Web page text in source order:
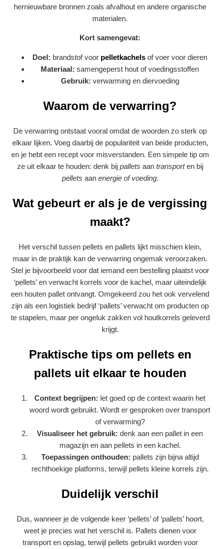
hernieuwbare bronnen zoals afvalhout en andere organische
materialen.
Kort samengevat:
Doel: brandstof voor pelletkachels of voer voor dieren
Materiaal: samengeperst hout of voedingsstoffen
Gebruik: verwarming en diervoeding
Waarom de verwarring?
De verwarring ontstaat vooral omdat de woorden zo sterk op
elkaar lijken. Voeg daarbij de populariteit van beide producten,
en je hebt een recept voor misverstanden. Een simpele tip om
ze uit elkaar te houden: denk bij pallets aan transporten bij
pellets aan energie of voeding.
Wat gebeurt er als je de vergissing
maakt?
Het verschil tussen pellets en pallets lijkt misschien klein,
maar in de praktijk kan de verwarring ongemak veroorzaken.
Stel je bijvoorbeeld voor dat iemand een bestelling plaatst voor
‘pellets’ en verwacht korrels voor de kachel, maar uiteindelijk
een houten pallet ontvangt. Omgekeerd zou het ook vervelend
zijn als een logistiek bedrijf ‘pallets’ verwacht om producten op
te stapelen, maar per ongeluk zakken vol houtkorrels geleverd
krijgt.
Praktische tips om pellets en
pallets uit elkaar te houden
Context begrijpen: let goed op de context waarin het
woord wordt gebruikt. Wordt er gesproken over transport
of verwarming?
Visualiseer het gebruik: denk aan een pallet in een
magazijn en aan pellets in een kachel.
Toepassingen onthouden: pallets zijn bijna altijd
rechthoekige platforms, terwijl pellets kleine korrels zijn.
Duidelijk verschil
Dus, wanneer je de volgende keer ‘pellets’ of ‘pallets’ hoort,
weet je precies wat het verschil is. Pallets dienen voor
transport en opslag, terwijl pellets gebruikt worden voor